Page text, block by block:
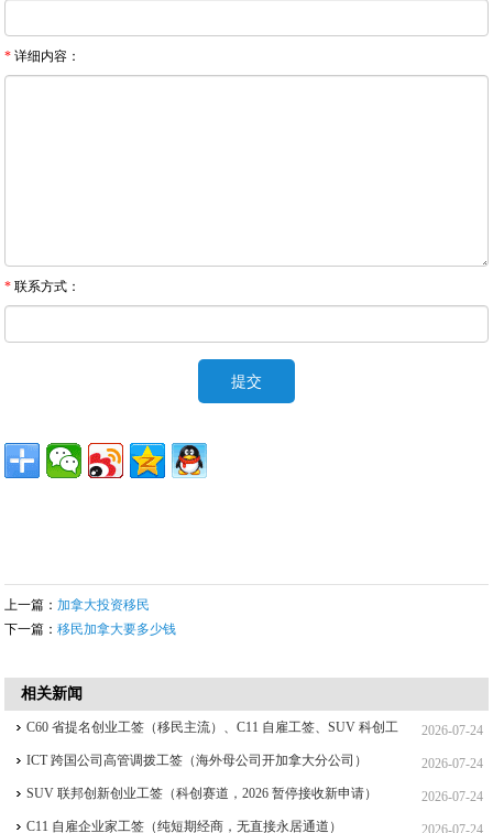
* 详细内容：
* 联系方式：
上一篇：加拿大投资移民
下一篇：移民加拿大要多少钱
相关新闻
2026-07-24
C60 省提名创业工签（移民主流）、C11 自雇工签、SUV 科创工
签、ICT 跨国高管工签比较 2026-07-24
ICT 跨国公司高管调拨工签（海外母公司开加拿大分公司）
2026-07-24
SUV 联邦创新创业工签（科创赛道，2026 暂停接收新申请）
2026-07-24
C11 自雇企业家工签（纯短期经商，无直接永居通道）